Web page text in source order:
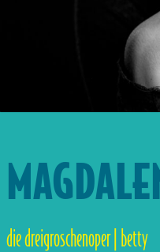
die dreigroschenoper | betty